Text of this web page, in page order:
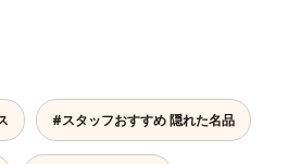
#スタッフおすすめ 隠れた名品